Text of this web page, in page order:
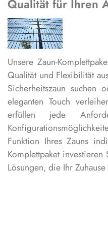
Qualität für Ihren
Unsere Zaun-
Qualität und Flexibilität
Sicherheitszaun suchen
eleganten Touch
erfüllen jede
Funktion Ihres Zauns
Komplettpaket
Lösungen, die Ihr